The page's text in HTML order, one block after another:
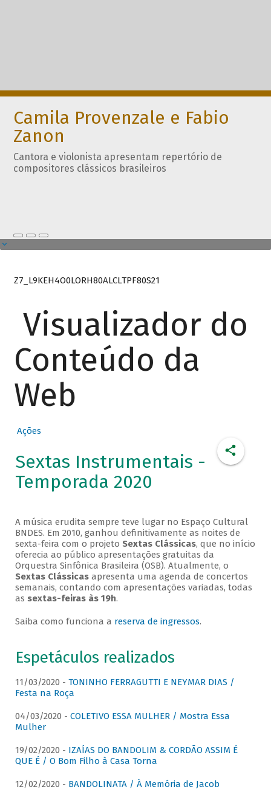
Camila Provenzale e Fabio
Zanon
Cantora e violonista apresentam repertório de
compositores clássicos brasileiros
Z7_L9KEH4O0LORH80ALCLTPF80S21
Visualizador do
Conteúdo da
Web
Ações
Sextas Instrumentais -
Temporada 2020
A música erudita sempre teve lugar no Espaço Cultural
BNDES. Em 2010, ganhou definitivamente as noites de
sexta-feira com o projeto Sextas Clássicas, que no início
oferecia ao público apresentações gratuitas da
Orquestra Sinfônica Brasileira (OSB). Atualmente, o
Sextas Clássicasapresenta uma agenda de concertos
semanais, contando com apresentações variadas, todas
as sextas-feiras às 19h.
Saiba como funciona a reserva de ingressos.
Espetáculos realizados
11/03/2020 - TONINHO FERRAGUTTI E NEYMAR DIAS /
Festa na Roça
04/03/2020 - COLETIVO ESSA MULHER / Mostra Essa
Mulher
19/02/2020 - IZAÍAS DO BANDOLIM & CORDÃO ASSIM É
QUE É / O Bom Filho à Casa Torna
12/02/2020 - BANDOLINATA / À Memória de Jacob